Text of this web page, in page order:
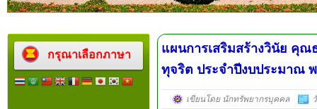
กรุณาเลือกภาษา
แผนการเสริมสร้างวินัย คุณ
ทุจริต ประจำปีงบประมาณ พ
เขียนโดย นักทรัพยากรบุคคล